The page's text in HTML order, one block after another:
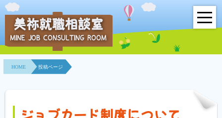
HOME
事業所紹介
美祢就職相談室
MINE JOB CONSULTING ROOM
HOME 投稿ページ
ジョブカード制度について